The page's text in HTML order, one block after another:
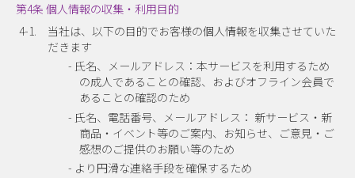
第4条 個人情報の収集・利用目的
4-1.
当社は、以下の目的でお客様の個人情報を収集させていた
だきます
- 氏名、メールアドレス：本サービスを利用するため
の成人であることの確認、およびオフライン会員で
あることの確認のため
- 氏名、電話番号、メールアドレス： 新サービス・新
商品・イベント等のご案内、お知らせ、ご意見・ご
感想のご提供のお願い等のため
- より円滑な連絡手段を確保するため